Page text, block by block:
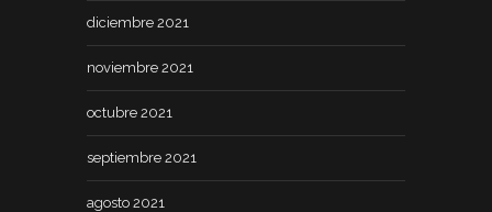
diciembre 2021
noviembre 2021
octubre 2021
septiembre 2021
agosto 2021